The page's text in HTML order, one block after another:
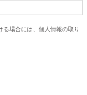
る場合には、個人情報の取り